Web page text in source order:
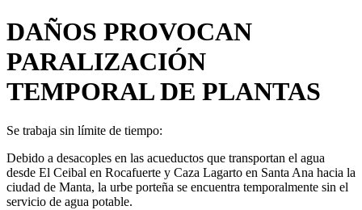
DAÑOS PROVOCAN
PARALIZACIÓN
TEMPORAL DE PLANTAS
Se trabaja sin límite de tiempo:
Debido a desacoples en las acueductos que transportan el agua
desde El Ceibal en Rocafuerte y Caza Lagarto en Santa Ana hacia la
ciudad de Manta, la urbe porteña se encuentra temporalmente sin el
servicio de agua potable.